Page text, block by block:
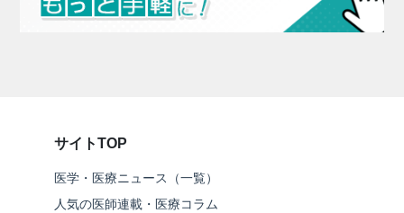
サイトTOP
医学・医療ニュース（一覧）
人気の医師連載・医療コラム